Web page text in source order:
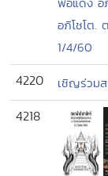
อภิโชโต.
1/4/60
4220 เชิญร่วม
4218